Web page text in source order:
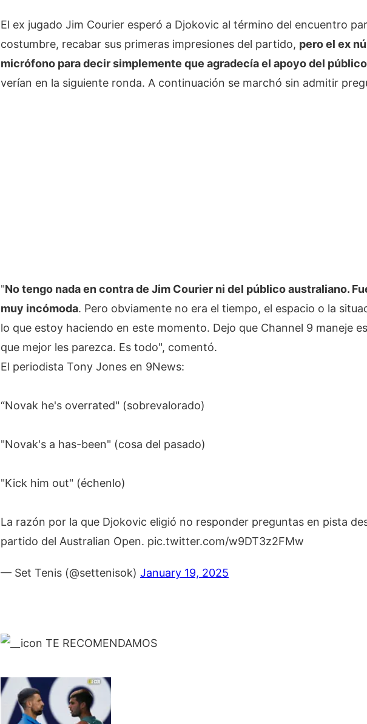
El ex jugado Jim Courier esperó a Djokovic al término del encuentro
costumbre, recabar sus primeras impresiones del partido, pero el ex
micrófono para decir simplemente que agradecía el apoyo del público
verían en la siguiente ronda. A continuación se marchó sin admitir
"No tengo nada en contra de Jim Courier ni del público australiano.
muy incómoda. Pero obviamente no era el tiempo, el espacio o la
lo que estoy haciendo en este momento. Dejo que Channel 9 maneje
que mejor les parezca. Es todo", comentó.
El periodista Tony Jones en 9News:
“Novak he's overrated" (sobrevalorado)
"Novak's a has-been" (cosa del pasado)
"Kick him out" (échenlo)
La razón por la que Djokovic eligió no responder preguntas en pista
partido del Australian Open. pic.twitter.com/w9DT3z2FMw
— Set Tenis (@settenisok) January 19, 2025
TE RECOMENDAMOS